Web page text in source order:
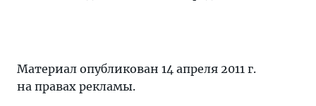
Материал опубликован 14 апреля 2011 г.
на правах рекламы.